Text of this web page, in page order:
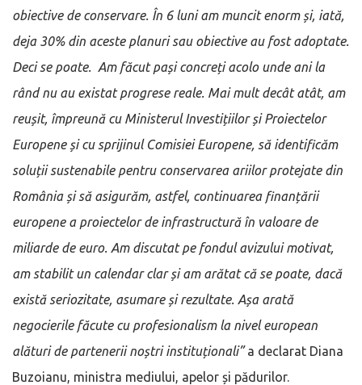
obiective de conservare. În 6 luni am muncit enorm și, iată,
deja 30% din aceste planuri sau obiective au fost adoptate.
Deci se poate. Am făcut pași concreți acolo unde ani la
rând nu au existat progrese reale. Mai mult decât atât, am
reușit, împreună cu Ministerul Investițiilor și Proiectelor
Europene și cu sprijinul Comisiei Europene, să identificăm
soluții sustenabile pentru conservarea ariilor protejate din
România și să asigurăm, astfel, continuarea finanțării
europene a proiectelor de infrastructură în valoare de
miliarde de euro. Am discutat pe fondul avizului motivat,
am stabilit un calendar clar și am arătat că se poate, dacă
există seriozitate, asumare și rezultate. Așa arată
negocierile făcute cu profesionalism la nivel european
alături de partenerii noștri instituționali”a declarat Diana
Buzoianu, ministra mediului, apelor și pădurilor.